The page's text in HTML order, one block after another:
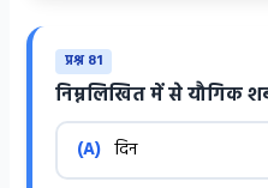
प्रश्न 81
निम्नलिखित में से यौगिक
(A) दिन